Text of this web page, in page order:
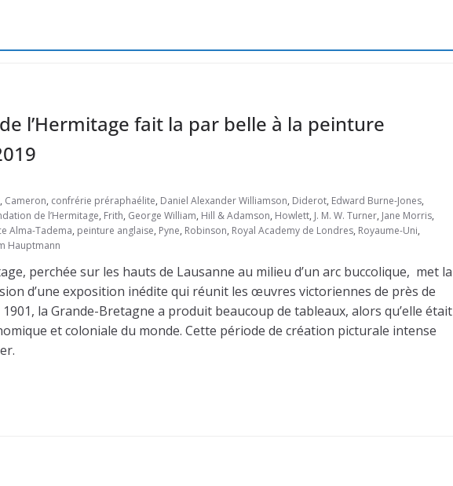
l’Hermitage fait la par belle à la peinture
, Cameron, confrérie préraphaélite, Daniel Alexander Williamson, Diderot, Edward Burne-Jones,
de l’Hermitage, Frith, George William, Hill & Adamson, Howlett, J. M. W. Turner, Jane Morris,
Alma-Tadema, peinture anglaise, Pyne, Robinson, Royal Academy de Londres, Royaume-Uni,
Hauptmann
perchée sur les hauts de Lausanne au milieu d’un arc buccolique, met la
d’une exposition inédite qui réunit les œuvres victoriennes de près de
la Grande-Bretagne a produit beaucoup de tableaux, alors qu’elle était
et coloniale du monde. Cette période de création picturale intense